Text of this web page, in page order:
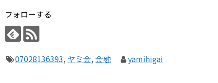
フォローする
07028136393, ヤミ金, 金融 yamihigai